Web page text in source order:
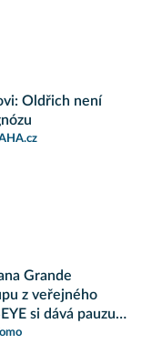
Oldřich není
Grande
z veřejného
si dává pauzu